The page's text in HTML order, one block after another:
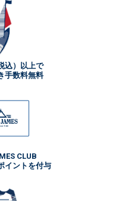
込）以上で
手数料無料
CLUB
イントを付与